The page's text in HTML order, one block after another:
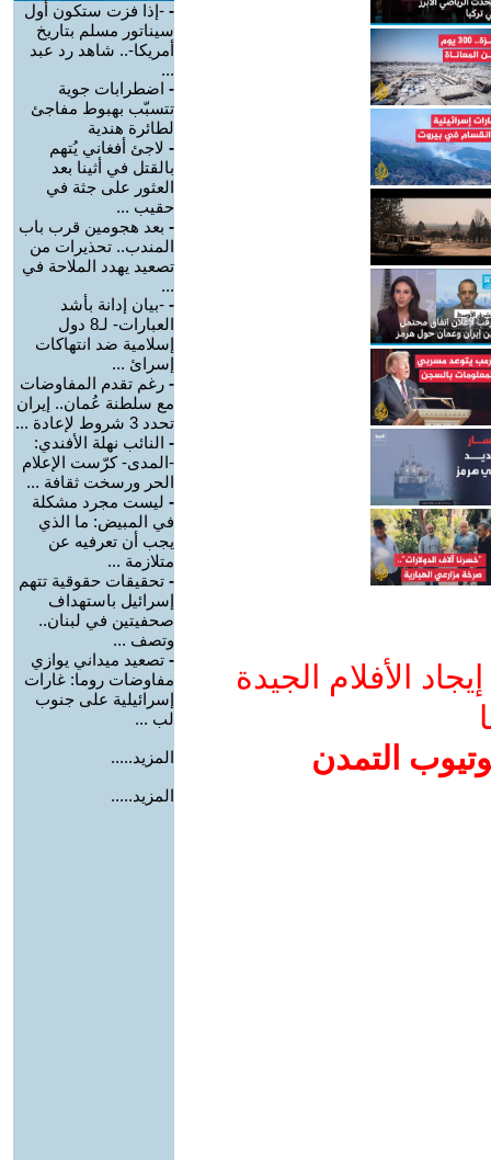
الأفلام الجيدة
التمدن
- -إذا فزت ستكون أول
سيناتور مسلم بتاريخ
أمريكا-.. شاهد رد عبد
...
- اضطرابات جوية
تتسبّب بهبوط مفاجئ
لطائرة هندية
- لاجئ أفغاني يُتهم
بالقتل في أثينا بعد
العثور على جثة في
حقيب ...
- بعد هجومين قرب باب
المندب.. تحذيرات من
تصعيد يهدد الملاحة في
...
- -بيان إدانة بأشد
العبارات- لـ8 دول
إسلامية ضد انتهاكات
إسرائ ...
- رغم تقدم المفاوضات
مع سلطنة عُمان.. إيران
تحدد 3 شروط لإعادة ...
- النائب نهلة الأفندي:
-المدى- كرّست الإعلام
الحر ورسخت ثقافة ...
- ليست مجرد مشكلة
في المبيض: ما الذي
يجب أن تعرفيه عن
متلازمة ...
- تحقيقات حقوقية تتهم
إسرائيل باستهداف
صحفيتين في لبنان..
وتصف ...
- تصعيد ميداني يوازي
مفاوضات روما: غارات
إسرائيلية على جنوب
لب ...
المزيد.....
المزيد.....